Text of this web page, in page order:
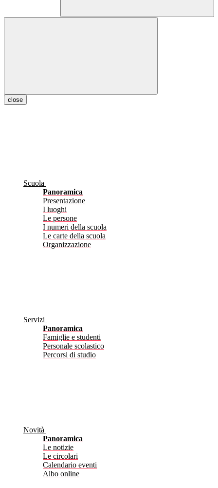
close
Scuola
Panoramica
Presentazione
I luoghi
Le persone
I numeri della scuola
Le carte della scuola
Organizzazione
Servizi
Panoramica
Famiglie e studenti
Personale scolastico
Percorsi di studio
Novità
Panoramica
Le notizie
Le circolari
Calendario eventi
Albo online